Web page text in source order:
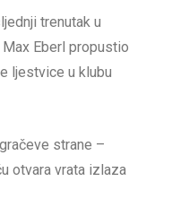
trenutak u
Eberl propustio
ljestvice u klubu
strane –
otvara vrata izlaza